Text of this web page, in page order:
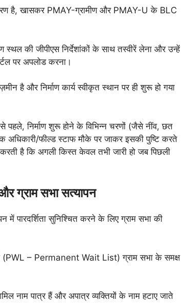
है, खासकर PMAY-ग्रामीण और PMAY-U के BLC
स्थल की जीपीएस निर्देशांकों के साथ तस्वीरें लेना और उन्हें
पर अपलोड करना।
है और निर्माण कार्य स्वीकृत स्थान पर ही शुरू हो गया
पहले, निर्माण शुरू होने के विभिन्न चरणों (जैसे नींव, छत
अधिकारी/फील्ड स्टाफ मौके पर जाकर इसकी पुष्टि करते
है कि अगली किस्त केवल तभी जारी हो जब पिछली
ग्राम सभा सत्यापन
पारदर्शिता सुनिश्चित करने के लिए ग्राम सभा की
सूची (PWL – Permanent Wait List) ग्राम सभा के समक्ष
नाम पात्र हैं और अपात्र व्यक्तियों के नाम हटाए जाते